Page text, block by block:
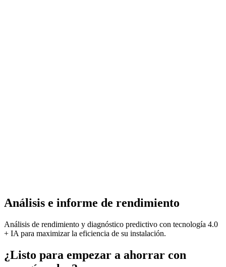
Análisis e informe de rendimiento
Análisis de rendimiento y diagnóstico predictivo con tecnología 4.0
+ IA para maximizar la eficiencia de su instalación.
¿Listo para empezar a ahorrar con